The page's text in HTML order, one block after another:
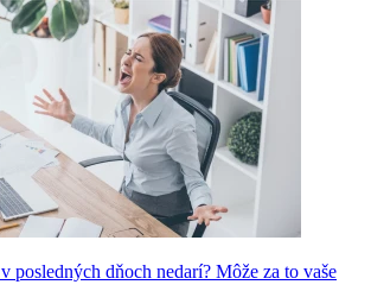
posledných dňoch nedarí? Môže za to vaše